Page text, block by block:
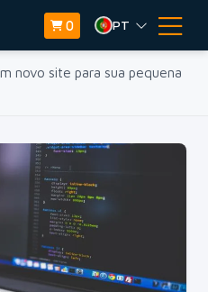
0 PT
novo site para sua pequena